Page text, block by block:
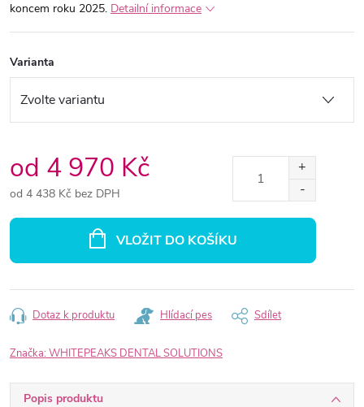
koncem roku 2025. Detailní informace
Varianta
od 4 970 Kč
od 4 438 Kč bez DPH
VLOŽIT DO KOŠÍKU
Dotaz k produktu Hlídací pes Sdílet
Značka: WHITEPEAKS DENTAL SOLUTIONS
Popis produktu